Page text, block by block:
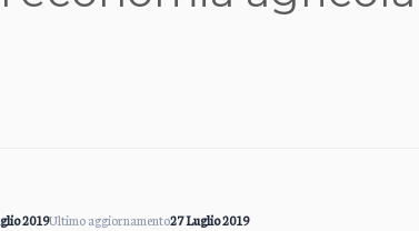
2019Ultimo aggiornamento27 Luglio 2019